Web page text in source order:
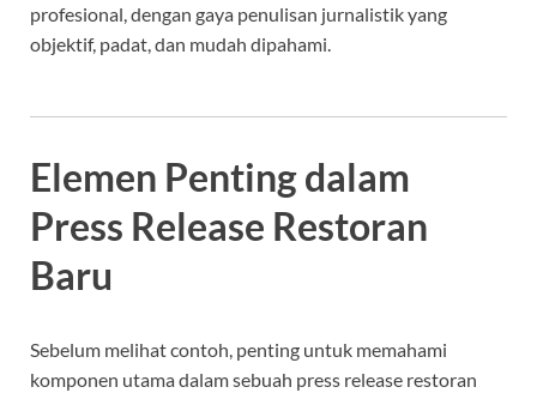
profesional, dengan gaya penulisan jurnalistik yang
objektif, padat, dan mudah dipahami.
Elemen Penting dalam
Press Release Restoran
Baru
Sebelum melihat contoh, penting untuk memahami
komponen utama dalam sebuah press release restoran